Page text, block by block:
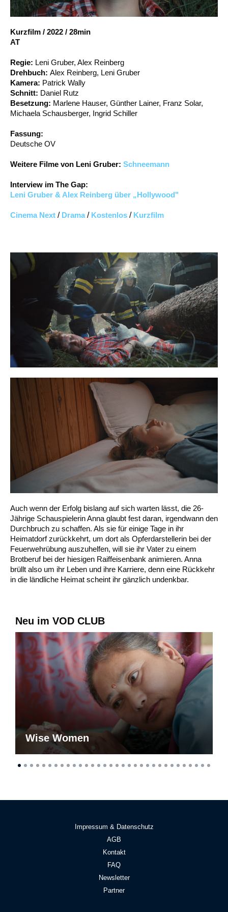
Account
Kurzfilm / 2022 / 28min
AT
Regie: Leni Gruber, Alex Reinberg
Drehbuch: Alex Reinberg, Leni Gruber
Kamera: Patrick Wally
Schnitt: Daniel Rutz
Besetzung: Marlene Hauser, Günther Lainer, Franz Solar,
Michaela Schausberger, Ingrid Schiller
Fassung:
Deutsche OV
Weitere Filme von Leni Gruber: Schneemann
Interview im The Gap:
Leni Gruber & Alex Reinberg über „Hollywood"
Cinema Next / Drama / Kostenlos / Kurzfilm
Auch wenn der Erfolg bislang auf sich warten lässt, die 26-
Jährige Schauspielerin Anna glaubt fest daran, irgendwann den
Durchbruch zu schaffen. Als sie für einige Tage in ihr
Heimatdorf zurückkehrt, um dort als Opferdarstellerin bei der
Feuerwehrübung auszuhelfen, will sie ihr Vater zu einem
Brotberuf bei der hiesigen Raiffeisenbank animieren. Anna
brüllt also um ihr Leben und ihre Karriere, denn eine Rückkehr
in die ländliche Heimat scheint ihr gänzlich undenkbar.
Neu im VOD CLUB
Wise Women
Impressum & Datenschutz
AGB
Kontakt
FAQ
Newsletter
Partner